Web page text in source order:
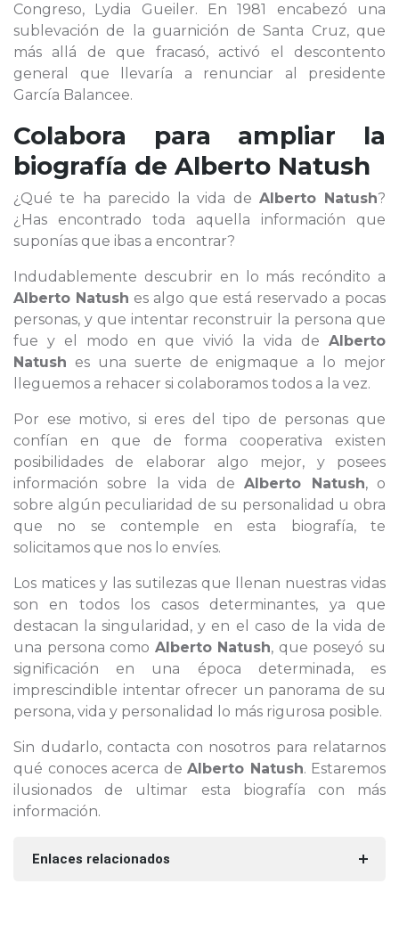
Congreso, Lydia Gueiler. En 1981 encabezó una
sublevación de la guarnición de Santa Cruz, que
más allá de que fracasó, activó el descontento
general que llevaría a renunciar al presidente
García Balancee.
Colabora para ampliar la
biografía de Alberto Natush
¿Qué te ha parecido la vida de Alberto Natush?
¿Has encontrado toda aquella información que
suponías que ibas a encontrar?
Indudablemente descubrir en lo más recóndito a
Alberto Natush es algo que está reservado a pocas
personas, y que intentar reconstruir la persona que
fue y el modo en que vivió la vida de Alberto
Natush es una suerte de enigmaque a lo mejor
lleguemos a rehacer si colaboramos todos a la vez.
Por ese motivo, si eres del tipo de personas que
confían en que de forma cooperativa existen
posibilidades de elaborar algo mejor, y posees
información sobre la vida deAlberto Natush, o
sobre algún peculiaridad de su personalidad u obra
que no se contemple en esta biografía, te
solicitamos que nos lo envíes.
Los matices y las sutilezas que llenan nuestras vidas
son en todos los casos determinantes, ya que
destacan la singularidad, y en el caso de la vida de
una persona como Alberto Natush, que poseyó su
significación en una época determinada, es
imprescindible intentar ofrecer un panorama de su
persona, vida y personalidad lo más rigurosa posible.
Sin dudarlo, contacta con nosotros para relatarnos
qué conoces acerca de Alberto Natush. Estaremos
ilusionados de ultimar esta biografía con más
información.
Enlaces relacionados